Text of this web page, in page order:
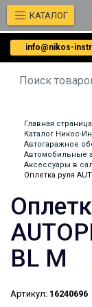
info@nikos-
КАТАЛОГ
Главная страница
Каталог Никос-
Автогаражное
Автомобильные
Аксессуары в
Оплетка руля
BL M
Артикул: 16240696